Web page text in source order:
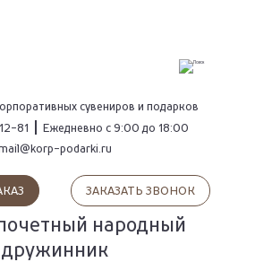
ПОИСК
сувениров и подарков
81
Ежедневно с 9:00 до 18:00
podarki.ru
ЗАКАЗАТЬ ЗВОНОК
народный
дружинник